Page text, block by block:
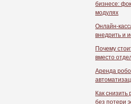
бизнесе:
модулях
Онлайн-
внедрить и
Почему
вместо
Аренда
Как
без потери